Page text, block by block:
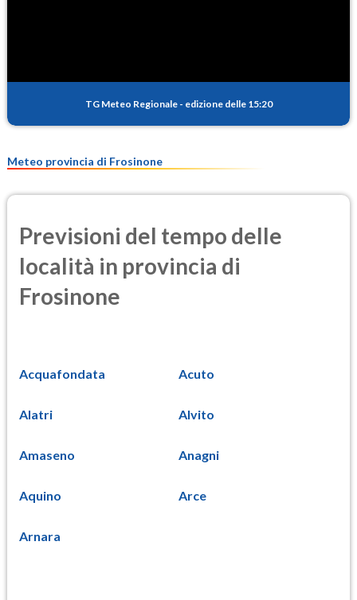
PM25
TG Meteo Regionale - edizione delle 15:20
Meteo provincia di Frosinone
Previsioni del tempo delle
località in provincia di
Frosinone
Acquafondata Acuto
Alatri Alvito
Amaseno Anagni
Aquino Arce
Arnara